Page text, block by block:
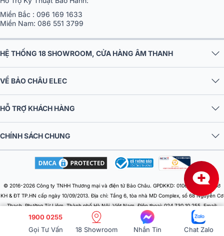
Miền Bắc :096 169 1633
Miền Nam:086 551 3799
© 2016-2026 Công ty TNHH Thương mại và điện tử Bảo Châu. GPDKKD: 0106303879 do Sở
KH & ĐT TP.HN cấp ngày 10/09/2013. Địa chỉ: Tầng 6, tòa nhà MD Complex, số 68 Nguyễn Cơ
Thạch, Phường Từ Liêm, Thành phố Hà Nội, Việt Nam. Điện thoại: 024 730 10 255. Email:
baochauelec@gmail.com. Chịu trách nhiệm nội dung: Nhật Lệ.
1900 0255
Gọi Tư Vấn
18 Showroom Nhắn Tin Chat Zalo